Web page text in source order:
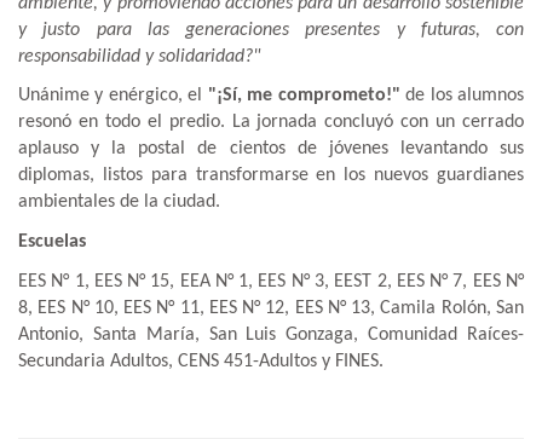
y justo para las generaciones presentes y futuras, con
responsabilidad y solidaridad?"
Unánime y enérgico, el "¡Sí, me comprometo!" de los alumnos
resonó en todo el predio. La jornada concluyó con un cerrado
aplauso y la postal de cientos de jóvenes levantando sus
diplomas, listos para transformarse en los nuevos guardianes
ambientales de la ciudad.
Escuelas
EES N° 1, EES N° 15, EEA N° 1, EES N° 3, EEST 2, EES N° 7, EES N°
8, EES N° 10, EES N° 11, EES N° 12, EES N° 13, Camila Rolón, San
Antonio, Santa María, San Luis Gonzaga, Comunidad Raíces-
Secundaria Adultos, CENS 451-Adultos y FINES.